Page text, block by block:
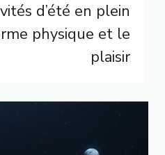
d’été en plein
physique et le
plaisir